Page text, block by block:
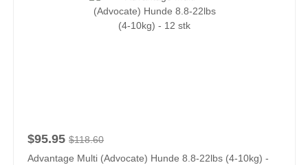
$95.95 $118.60
Advantage Multi (Advocate) Hunde 8.8-22lbs (4-10kg) -